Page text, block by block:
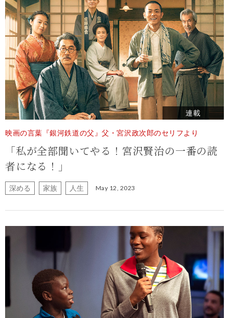
連載
映画の言葉『銀河鉄道の父』父・宮沢政次郎のセリフより
「私が全部聞いてやる！宮沢賢治の一番の読
者になる！」
深める 家族 人生 May 12, 2023